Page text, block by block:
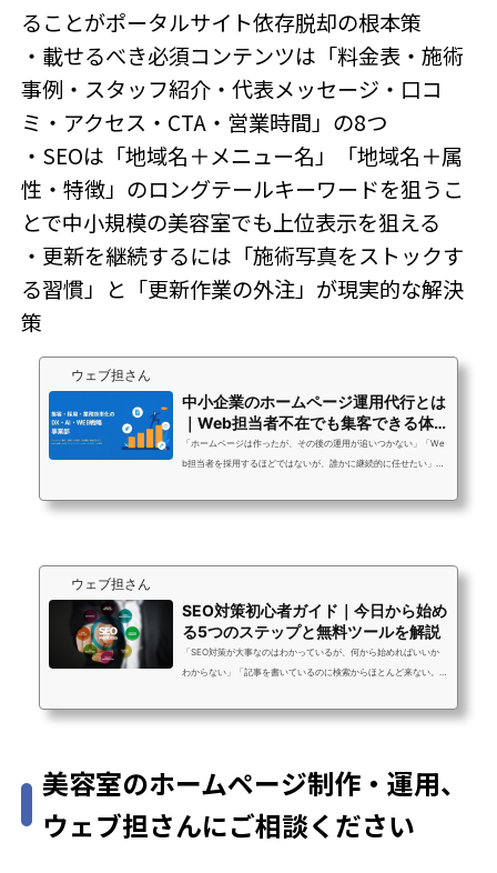
ることがポータルサイト依存脱却の根本策
・載せるべき必須コンテンツは「料金表・施術
事例・スタッフ紹介・代表メッセージ・口コ
ミ・アクセス・CTA・営業時間」の8つ
・SEOは「地域名＋メニュー名」「地域名＋属
性・特徴」のロングテールキーワードを狙うこ
とで中小規模の美容室でも上位表示を狙える
・更新を継続するには「施術写真をストックす
る習慣」と「更新作業の外注」が現実的な解決
策
ウェブ担さん
中小企業のホームページ運用代行とは
｜Web担当者不在でも集客できる体
制の作り方
「ホームページは作ったが、その後の運用が追いつかない」「We
b担当者を採用するほどではないが、誰かに継続的に任せたい」
安」Web担当者が不在または兼任という状況は、中小企業に非常
代行は月額5〜20万円の定額で、採用・教...
ウェブ担さん
SEO対策初心者ガイド｜今日から始め
る5つのステップと無料ツールを解説
「SEO対策が大事なのはわかっているが、何から始めればいいか
わからない」「記事を書いているのに検索からほとんど来ない。
い順番で取り組めば初心者でも成果を出せます。むしろ「なんと
わります。この記事では、SEO対策を初めて取り組む方向けに、
今日から実践できる5つのステップをわかりやすく解説します。専
門用語は最小限に、具体的なアクション...
美容室のホームページ制作・運用、
ウェブ担さんにご相談ください